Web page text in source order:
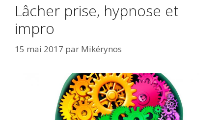
Lâcher prise, hypnose et
impro
15 mai 2017 par Mikérynos